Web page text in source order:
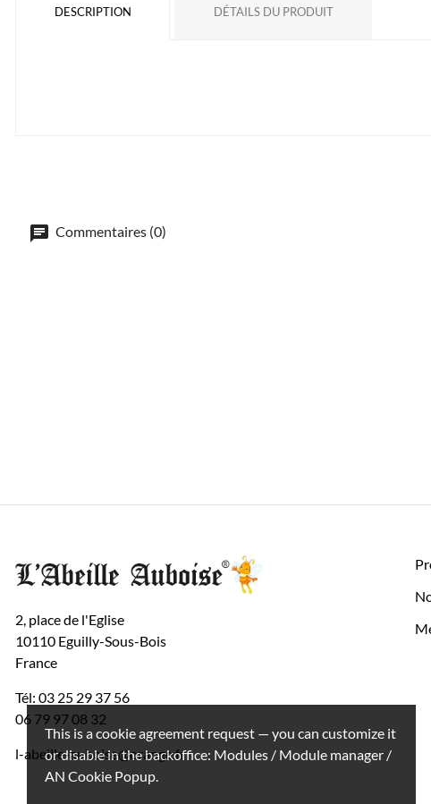
This is a cookie agreement request — you can customize it
or disable in the backoffice: Modules / Module manager /
AN Cookie Popup.
DESCRIPTION DÉTAILS DU PRODUIT
Commentaires (0)
2, place de l'Eglise
10110 Eguilly-Sous-Bois
France
Tél: 03 25 29 37 56
06 79 97 08 32
l-abeille-auboise@orange.fr